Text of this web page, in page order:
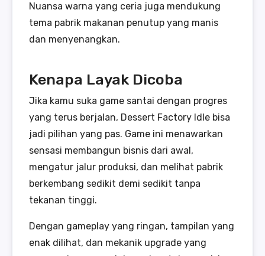
Nuansa warna yang ceria juga mendukung
tema pabrik makanan penutup yang manis
dan menyenangkan.
Kenapa Layak Dicoba
Jika kamu suka game santai dengan progres
yang terus berjalan, Dessert Factory Idle bisa
jadi pilihan yang pas. Game ini menawarkan
sensasi membangun bisnis dari awal,
mengatur jalur produksi, dan melihat pabrik
berkembang sedikit demi sedikit tanpa
tekanan tinggi.
Dengan gameplay yang ringan, tampilan yang
enak dilihat, dan mekanik upgrade yang